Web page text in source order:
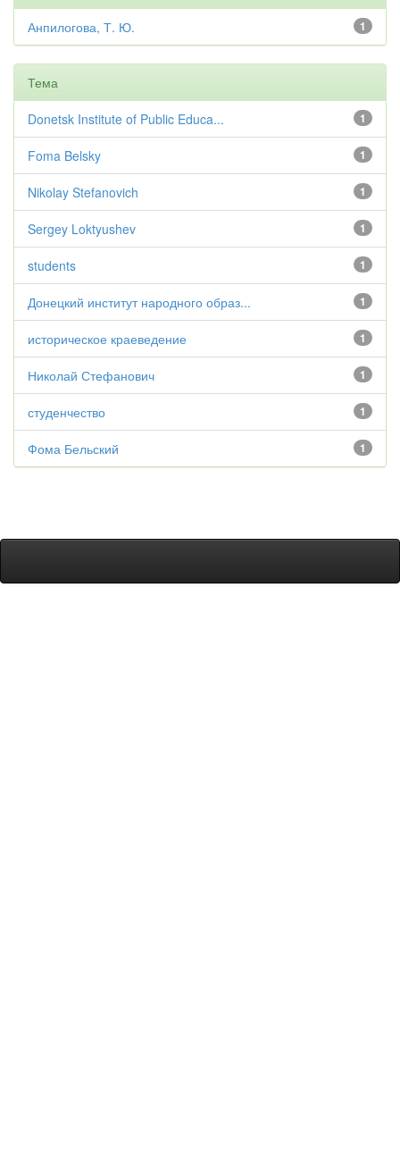
1
Анпилогова, Т. Ю.
Тема
1
Donetsk Institute of Public Educa...
1
Foma Belsky
1
Nikolay Stefanovich
1
Sergey Loktyushev
1
students
1
Донецкий институт народного образ...
1
историческое краеведение
1
Николай Стефанович
1
студенчество
1
Фома Бельский